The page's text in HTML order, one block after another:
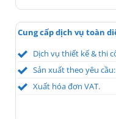
Cung cấp dịch vụ toàn
Dịch vụ thiết kế & thi
Sản xuất theo yêu
Xuất hóa đơn VAT.